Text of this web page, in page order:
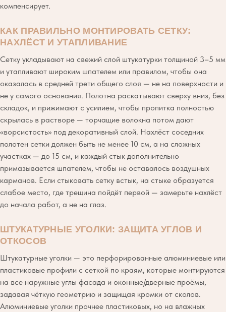
компенсирует.
КАК ПРАВИЛЬНО МОНТИРОВАТЬ СЕТКУ:
НАХЛЁСТ И УТАПЛИВАНИЕ
Сетку укладывают на свежий слой штукатурки толщиной 3–5 мм
и утапливают широким шпателем или правилом, чтобы она
оказалась в средней трети общего слоя — не на поверхности и
не у самого основания. Полотна раскатывают сверху вниз, без
складок, и прижимают с усилием, чтобы пропитка полностью
скрылась в растворе — торчащие волокна потом дают
«ворсистость» под декоративный слой. Нахлёст соседних
полотен сетки должен быть не менее 10 см, а на сложных
участках — до 15 см, и каждый стык дополнительно
примазывается шпателем, чтобы не оставалось воздушных
карманов. Если стыковать сетку встык, на стыке образуется
слабое место, где трещина пойдёт первой — замерьте нахлёст
до начала работ, а не на глаз.
ШТУКАТУРНЫЕ УГОЛКИ: ЗАЩИТА УГЛОВ И
ОТКОСОВ
Штукатурные уголки — это перфорированные алюминиевые или
пластиковые профили с сеткой по краям, которые монтируются
на все наружные углы фасада и оконные/дверные проёмы,
задавая чёткую геометрию и защищая кромки от сколов.
Алюминиевые уголки прочнее пластиковых, но на влажных